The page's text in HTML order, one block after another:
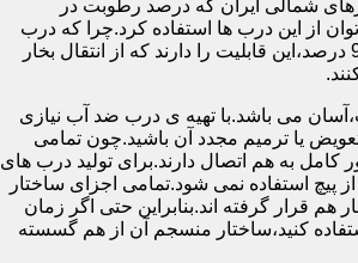
شمالی ایران که درصد رطوبت در
از این درب ها استفاده کرد.چرا که درب
های ضد بخار ABS تا 99 درصد،این قابلیت را دارند که از انتقال بخار
می باشد.با تهیه ی درب ضد آب نیازی
یا ترمیم مجدد آن باشید.چون تمامی
کامل به هم اتصال دارند.برای تولید درب های
پیچ استفاده نمی شود.تمامی اجزای ساختار
هم قرار گرفته اند.بنابراین حتی اگر زمان
کنید،ساختار منسجم آن از هم گسسته